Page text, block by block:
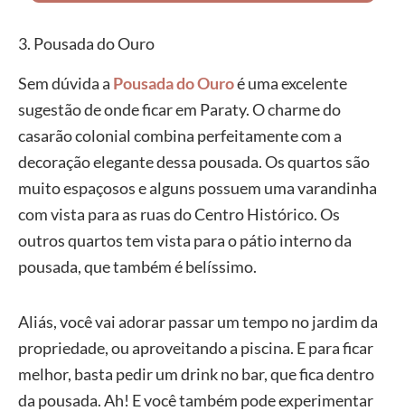
3. Pousada do Ouro
Sem dúvida a Pousada do Ouroé uma excelente
sugestão de onde ficar em Paraty. O charme do
casarão colonial combina perfeitamente com a
decoração elegante dessa pousada. Os quartos são
muito espaçosos e alguns possuem uma varandinha
com vista para as ruas do Centro Histórico. Os
outros quartos tem vista para o pátio interno da
pousada, que também é belíssimo.
Aliás, você vai adorar passar um tempo no jardim da
propriedade, ou aproveitando a piscina. E para ficar
melhor, basta pedir um drink no bar, que fica dentro
da pousada. Ah! E você também pode experimentar